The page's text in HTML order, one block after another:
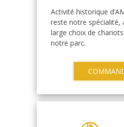
Activité historique
reste notre spécialité,
large choix de
notre parc.